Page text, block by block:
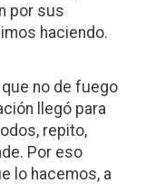
por sus
haciendo.
no de fuego
llegó para
repito,
Por eso
lo hacemos, a